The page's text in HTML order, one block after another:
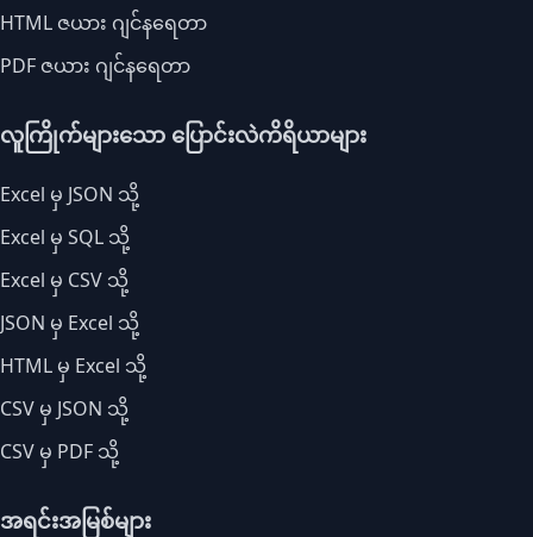
HTML ဇယား ဂျင်နရေတာ
PDF ဇယား ဂျင်နရေတာ
လူကြိုက်များသော ပြောင်းလဲကိရိယာများ
Excel မှ JSON သို့
Excel မှ SQL သို့
Excel မှ CSV သို့
JSON မှ Excel သို့
HTML မှ Excel သို့
CSV မှ JSON သို့
CSV မှ PDF သို့
အရင်းအမြစ်များ